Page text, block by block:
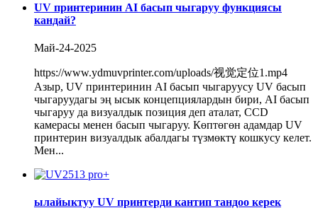
UV принтеринин AI басып чыгаруу функциясы
кандай?
Май-24-2025
https://www.ydmuvprinter.com/uploads/视觉定位1.mp4
Азыр, UV принтеринин AI басып чыгаруусу UV басып
чыгаруудагы эң ысык концепциялардын бири, AI басып
чыгаруу да визуалдык позиция деп аталат, CCD
камерасы менен басып чыгаруу. Көптөгөн адамдар UV
принтерин визуалдык абалдагы түзмөктү кошкусу келет.
Мен...
ылайыктуу UV принтерди кантип тандоо керек